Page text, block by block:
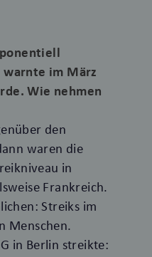
im März
Wie nehmen
den
waren die
in
Frankreich.
Streiks im
Menschen.
in Berlin streikte: